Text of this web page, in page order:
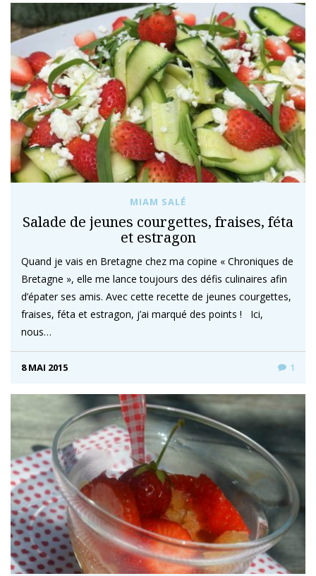
MIAM SALÉ
Salade de jeunes courgettes, fraises, féta
et estragon
Quand je vais en Bretagne chez ma copine « Chroniques de
Bretagne », elle me lance toujours des défis culinaires afin
d’épater ses amis. Avec cette recette de jeunes courgettes,
fraises, féta et estragon, j’ai marqué des points ! Ici,
nous…
8 MAI 2015 1